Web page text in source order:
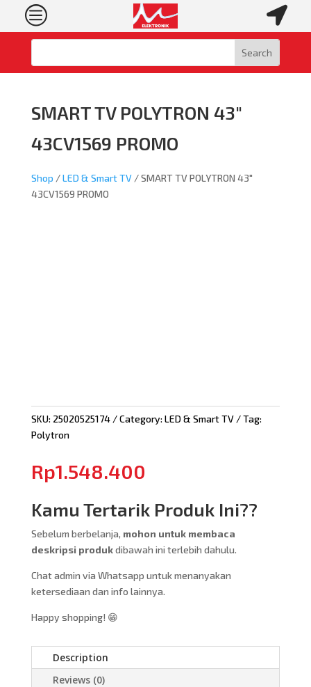
c 
SMART TV POLYTRON 43″
43CV1569 PROMO
Shop /LED & Smart TV/ SMART TV POLYTRON 43″
43CV1569 PROMO
SKU: 25020525174 Category: LED & Smart TV
Tag:
Polytron
Rp1.548.400
Kamu Tertarik Produk Ini??
Sebelum berbelanja, mohon untuk membaca
deskripsi produkdibawah ini terlebih dahulu.
Chat admin via Whatsapp untuk menanyakan
ketersediaan dan info lainnya.
Happy shopping! 😁
Description
Reviews (0)